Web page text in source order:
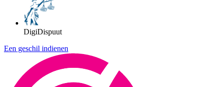
DigiDispuut
Een geschil indienen